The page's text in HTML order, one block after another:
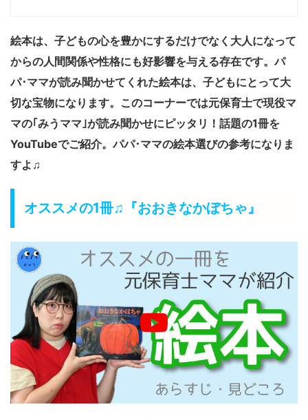
絵本は、子どもの心を豊かにするだけでなく大人になって
からの人間関係や性格にも好影響を与える存在です。パ
パ･ママが読み聞かせてくれた絵本は、子どもにとって大
切な宝物になります。このコーナーでは元保育士で現役マ
マの｢みうママ｣が読み聞かせにピッタリ！話題の1冊を
YouTubeでご紹介。パパ･ママの絵本選びの参考になりま
すよ♫
オススメの1冊♫『おおきなかぼちゃ』